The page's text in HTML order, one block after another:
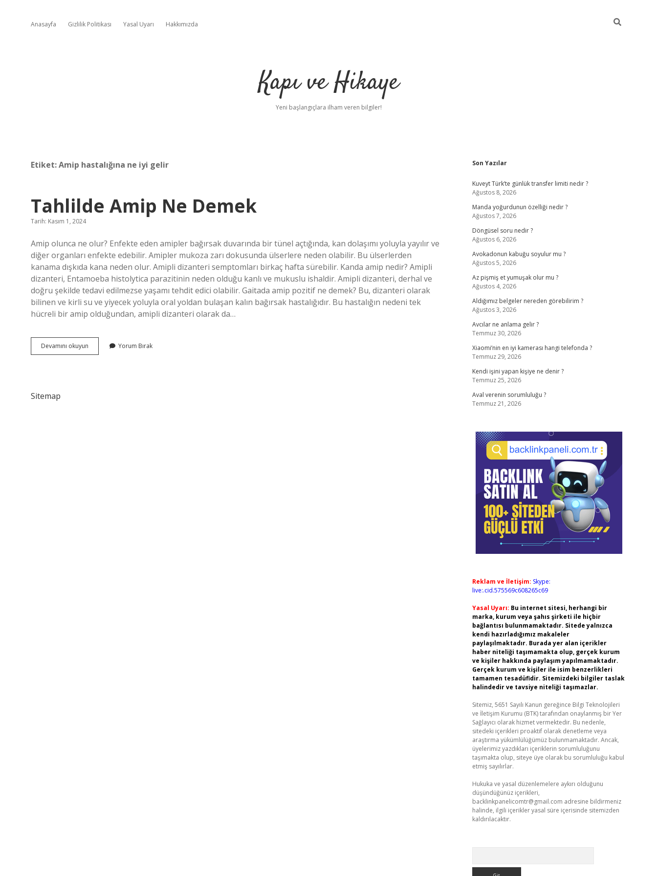
Anasayfa Gizlilik Politikası Yasal Uyarı Hakkımızda
Kapı ve Hikaye
Yeni başlangıçlara ilham veren bilgiler!
Etiket:Amip hastalığına ne iyi gelir
Tahlilde Amip Ne Demek
Tarih: Kasım 1, 2024
Amip olunca ne olur? Enfekte eden amipler bağırsak duvarında bir tünel açtığında, kan dolaşımı yoluyla yayılır ve
diğer organları enfekte edebilir. Amipler mukoza zarı dokusunda ülserlere neden olabilir. Bu ülserlerden
kanama dışkıda kana neden olur. Amipli dizanteri semptomları birkaç hafta sürebilir. Kanda amip nedir? Amipli
dizanteri, Entamoeba histolytica parazitinin neden olduğu kanlı ve mukuslu ishaldir. Amipli dizanteri, derhal ve
doğru şekilde tedavi edilmezse yaşamı tehdit edici olabilir. Gaitada amip pozitif ne demek? Bu, dizanteri olarak
bilinen ve kirli su ve yiyecek yoluyla oral yoldan bulaşan kalın bağırsak hastalığıdır. Bu hastalığın nedeni tek
hücreli bir amip olduğundan, amipli dizanteri olarak da…
Devamını okuyun Tahlilde
Amip
Yorum Bırak
Sitemap
Sidebar
Son Yazılar
Kuveyt Türk’te günlük transfer limiti nedir ?
Ağustos 8, 2026
Manda yoğurdunun özelliği nedir ?
Ağustos 7, 2026
Döngüsel soru nedir ?
Ağustos 6, 2026
Avokadonun kabuğu soyulur mu ?
Ağustos 5, 2026
Az pişmiş et yumuşak olur mu ?
Ağustos 4, 2026
Aldığımız belgeler nereden görebilirim ?
Ağustos 3, 2026
Avcılar ne anlama gelir ?
Temmuz 30, 2026
Xiaomi’nin en iyi kamerası hangi telefonda ?
Temmuz 29, 2026
Kendi işini yapan kişiye ne denir ?
Temmuz 25, 2026
Aval verenin sorumluluğu ?
Temmuz 21, 2026
Reklam ve İletişim: Skype:
live:.cid.575569c608265c69
Yasal Uyarı: Bu internet sitesi, herhangi bir
marka, kurum veya şahıs şirketi ile hiçbir
bağlantısı bulunmamaktadır. Sitede yalnızca
kendi hazırladığımız makaleler
paylaşılmaktadır. Burada yer alan içerikler
haber niteliği taşımamakta olup, gerçek kurum
ve kişiler hakkında paylaşım yapılmamaktadır.
Gerçek kurum ve kişiler ile isim benzerlikleri
tamamen tesadüfidir. Sitemizdeki bilgiler taslak
halindedir ve tavsiye niteliği taşımazlar.
Sitemiz, 5651 Sayılı Kanun gereğince Bilgi Teknolojileri
ve İletişim Kurumu (BTK) tarafından onaylanmış bir Yer
Sağlayıcı olarak hizmet vermektedir. Bu nedenle,
sitedeki içerikleri proaktif olarak denetleme veya
araştırma yükümlülüğümüz bulunmamaktadır. Ancak,
üyelerimiz yazdıkları içeriklerin sorumluluğunu
taşımakta olup, siteye üye olarak bu sorumluluğu kabul
etmiş sayılırlar.
Hukuka ve yasal düzenlemelere aykırı olduğunu
düşündüğünüz içerikleri,
backlinkpanelicomtr@gmail.com adresine bildirmeniz
halinde, ilgili içerikler yasal süre içerisinde sitemizden
kaldırılacaktır.